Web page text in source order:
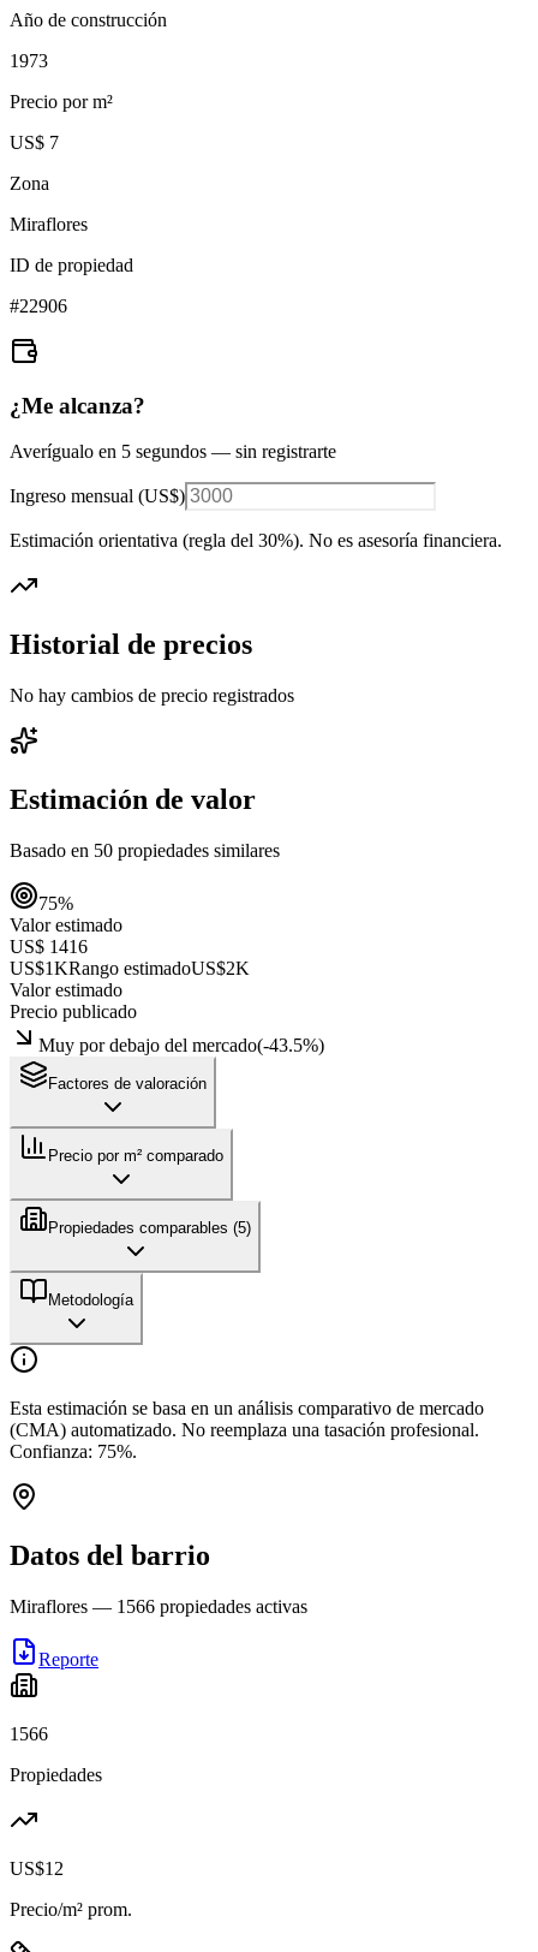
Año de construcción
1973
Precio por m²
US$ 7
Zona
Miraflores
ID de propiedad
#22906
¿Me alcanza?
Averígualo en 5 segundos — sin registrarte
Ingreso mensual (US$)
Estimación orientativa (regla del 30%). No es asesoría financiera.
Historial de precios
No hay cambios de precio registrados
Estimación de valor
Basado en 50 propiedades similares
75%
Valor estimado
US$ 1416
US$1KRango estimadoUS$2K
Valor estimado
Precio publicado
Muy por debajo del mercado(-43.5%)
Factores de valoración
Precio por m² comparado
Propiedades comparables (5)
Metodología
Esta estimación se basa en un análisis comparativo de mercado
(CMA) automatizado. No reemplaza una tasación profesional.
Confianza: 75%.
Datos del barrio
Miraflores — 1566 propiedades activas
Reporte
1566
Propiedades
US$12
Precio/m² prom.